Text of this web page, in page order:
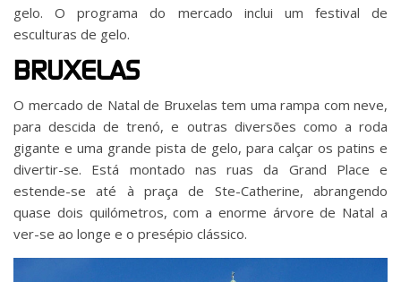
gelo. O programa do mercado inclui um festival de
esculturas de gelo.
BRUXELAS
O mercado de Natal de Bruxelas tem uma rampa com neve,
para descida de trenó, e outras diversões como a roda
gigante e uma grande pista de gelo, para calçar os patins e
divertir-se. Está montado nas ruas da Grand Place e
estende-se até à praça de Ste-Catherine, abrangendo
quase dois quilómetros, com a enorme árvore de Natal a
ver-se ao longe e o presépio clássico.